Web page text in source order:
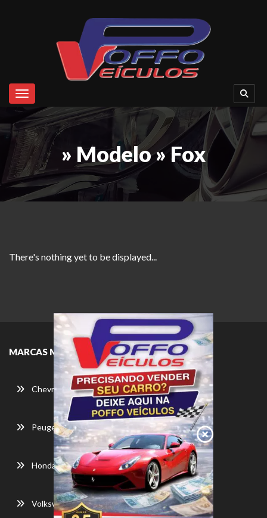
Toggle navigation
» Modelo » Fox
There's nothing yet to be displayed...
MARCAS MAIS BUSCADAS
Chevrolet
Peugeot
Honda
Volkswagen